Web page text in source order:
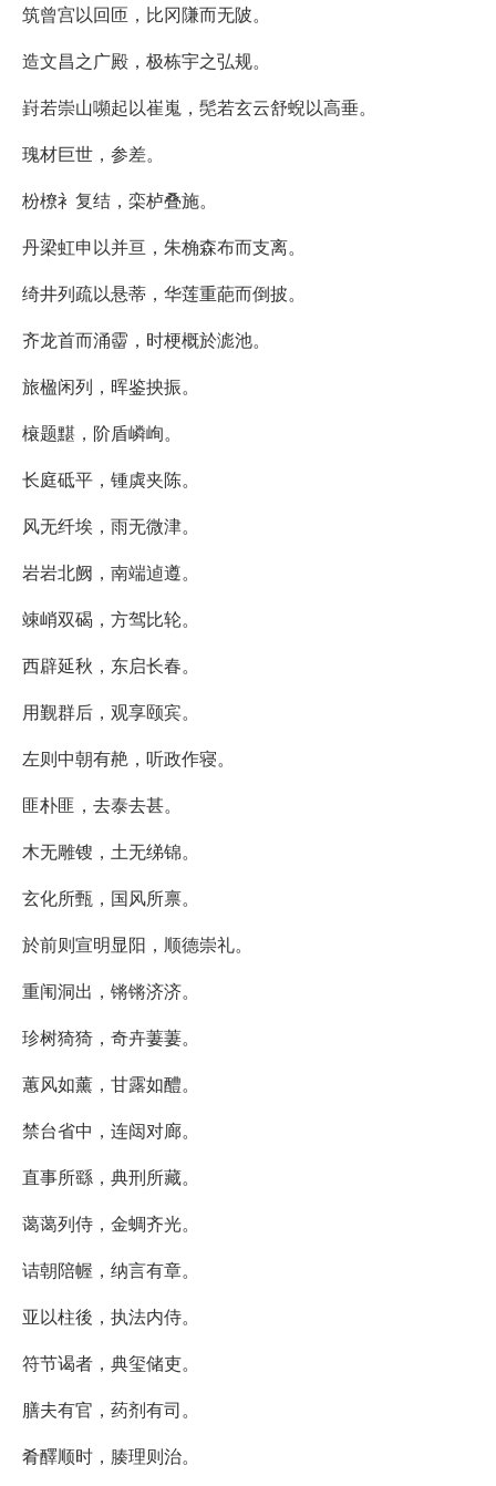
筑曾宫以回匝，比冈隒而无陂。
造文昌之广殿，极栋宇之弘规。
崶若崇山嚬起以崔嵬，髧若玄云舒蜺以高垂。
瑰材巨世，参差。
枌橑衤复结，栾栌叠施。
丹梁虹申以并亘，朱桷森布而支离。
绮井列疏以悬蒂，华莲重葩而倒披。
齐龙首而涌霤，时梗概於滮池。
旅楹闲列，晖鉴抰振。
榱题黮，阶盾嶙峋。
长庭砥平，锺虡夹陈。
风无纤埃，雨无微津。
岩岩北阙，南端逌遵。
竦峭双碣，方驾比轮。
西辟延秋，东启长春。
用觐群后，观享颐宾。
左则中朝有赩，听政作寝。
匪朴匪，去泰去甚。
木无雕锼，土无绨锦。
玄化所甄，国风所禀。
於前则宣明显阳，顺德崇礼。
重闱洞出，锵锵济济。
珍树猗猗，奇卉萋萋。
蕙风如薰，甘露如醴。
禁台省中，连闼对廊。
直事所繇，典刑所藏。
蔼蔼列侍，金蜩齐光。
诘朝陪幄，纳言有章。
亚以柱後，执法内侍。
符节谒者，典玺储吏。
膳夫有官，药剂有司。
肴醳顺时，腠理则治。